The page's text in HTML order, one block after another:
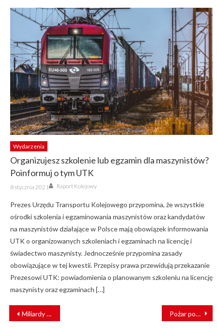
Wydarzenia
Organizujesz szkolenie lub egzamin dla maszynistów?
Poinformuj o tym UTK
Posted
on
8 stycznia 2021 Author
Raport Kolejowy
Prezes Urzędu Transportu Kolejowego przypomina, że wszystkie
ośrodki szkolenia i egzaminowania maszynistów oraz kandydatów
na maszynistów działające w Polsce mają obowiązek informowania
UTK o organizowanych szkoleniach i egzaminach na licencję i
świadectwo maszynisty. Jednocześnie przypomina zasady
obowiązujące w tej kwestii. Przepisy prawa przewidują przekazanie
Prezesowi UTK: powiadomienia o planowanym szkoleniu na licencję
maszynisty oraz egzaminach […]
NAWIGACJA
WPISU
Miliardy z UE dla polskiej kolei Pożar pociągu w Indiach